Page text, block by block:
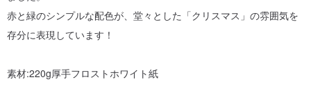
赤と緑のシンプルな配色が、堂々とした「クリスマス」の雰囲気を
存分に表現しています！
素材:220g厚手フロストホワイト紙